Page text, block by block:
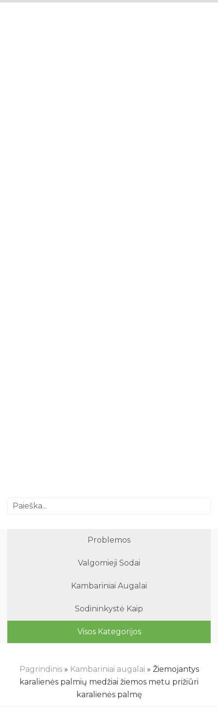
Problemos
Valgomieji Sodai
Kambariniai Augalai
Sodininkystė Kaip
Visos Kategorijos
Pagrindinis» Kambariniai augalai » Žiemojantys
karalienės palmių medžiai žiemos metu prižiūri
karalienės palmę